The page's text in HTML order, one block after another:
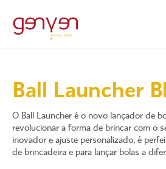
Ball Launcher
O Ball Launcher é o novo lançador de
revolucionar a forma de brincar com o
inovador e ajuste personalizado, é
de brincadeira e para lançar bolas a